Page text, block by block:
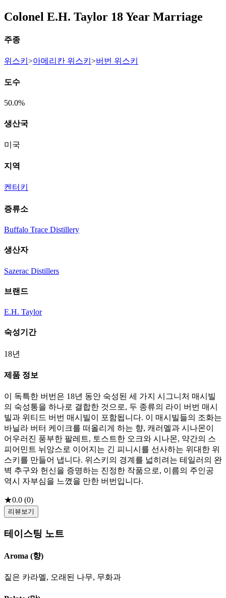
Colonel E.H. Taylor 18 Year Marriage
주종
위스키 >아메리칸 위스키 >버번 위스키
도수
50.0%
생산국
미국
지역
켄터키
증류소
Buffalo Trace Distillery
생산자
Sazerac Distillers
브랜드
E.H. Taylor
숙성기간
18년
제품 정보
이 독특한 버번은 18년 동안 숙성된 세 가지 시그니처 매시빌
의 숙성통을 하나로 결합한 것으로, 두 종류의 라이 버번 매시
빌과 위티드 버번 매시빌이 포함됩니다. 이 매시빌들의 조화는
바닐라 버터 케이크를 떠올리게 하는 향, 캐러멜과 시나몬이
어우러진 풍부한 팔레트, 토스트한 오크와 시나몬, 약간의 스
피어민트 뉘앙스로 이어지는 긴 피니시를 선사하는 위대한 위
스키를 만들어 냅니다. 위스키의 경계를 넓히려는 테일러의 완
벽 추구와 헌신을 증명하는 진정한 작품으로, 이름의 주인공
역시 자부심을 느꼈을 만한 버번입니다.
★0.0 (0)
리뷰보기
테이스팅 노트
Aroma (향)
짙은 카라멜, 오래된 나무, 무화과